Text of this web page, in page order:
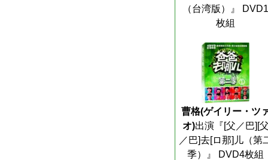
（台湾版）』 DVD1
枚組
曹格(ゲイリー・ツ
オ)出演『[父／巴][父
／巴]去[ロ那]儿（第
季）』 DVD4枚組